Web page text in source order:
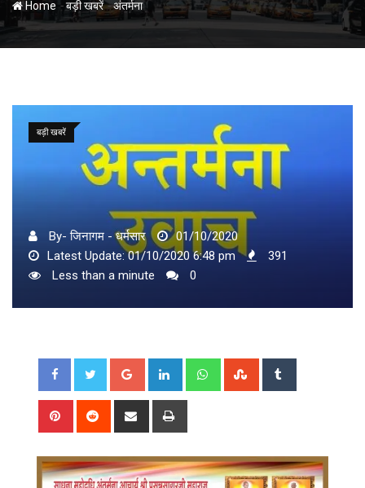
Home -बड़ी खबरें-अंतर्मना
बड़ी खबरें
By- जिनागम - धर्मसार
01/10/2020
Latest Update: 01/10/2020 6:48 pm
391
Less than a minute
0
Google+ LinkedIn WhatsappStumbleUpon
Pinterest Reddit
Share